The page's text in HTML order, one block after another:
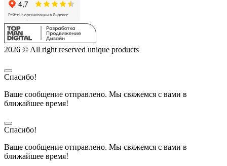
2026 © All right reserved unique products
Спасибо!
Ваше сообщение отправлено. Мы свяжемся с вами в
ближайшее время!
Спасибо!
Ваше сообщение отправлено. Мы свяжемся с вами в
ближайшее время!